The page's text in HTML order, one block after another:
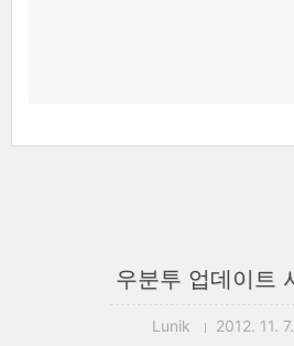
우분투 업데이트
Lunik 2012. 11.